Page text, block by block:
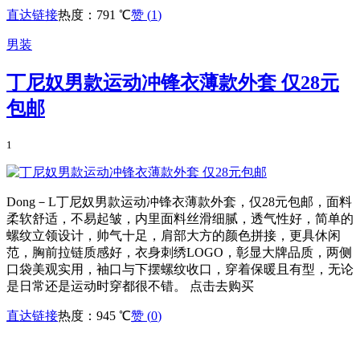
直达链接热度：791 ℃赞 (1)
男装
丁尼奴男款运动冲锋衣薄款外套 仅28元
包邮
1
Dong－L丁尼奴男款运动冲锋衣薄款外套，仅28元包邮，面料
柔软舒适，不易起皱，内里面料丝滑细腻，透气性好，简单的
螺纹立领设计，帅气十足，肩部大方的颜色拼接，更具休闲
范，胸前拉链质感好，衣身刺绣LOGO，彰显大牌品质，两侧
口袋美观实用，袖口与下摆螺纹收口，穿着保暖且有型，无论
是日常还是运动时穿都很不错。 点击去购买
直达链接热度：945 ℃赞 (0)